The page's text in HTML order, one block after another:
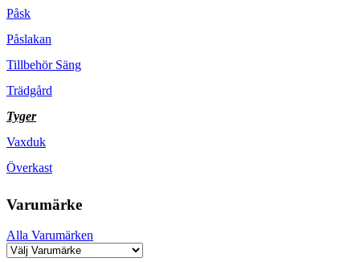
Påsk
Påslakan
Tillbehör Säng
Trädgård
Tyger
Vaxduk
Överkast
Varumärke
Alla Varumärken